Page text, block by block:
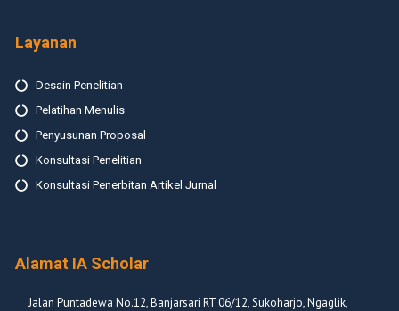
Layanan
Desain Penelitian
Pelatihan Menulis
Penyusunan Proposal
Konsultasi Penelitian
Konsultasi Penerbitan Artikel Jurnal
Alamat IA Scholar
Jalan Puntadewa No.12, Banjarsari RT 06/12, Sukoharjo, Ngaglik,